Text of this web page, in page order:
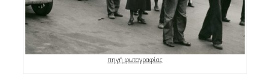
πηγή φωτογραφίας